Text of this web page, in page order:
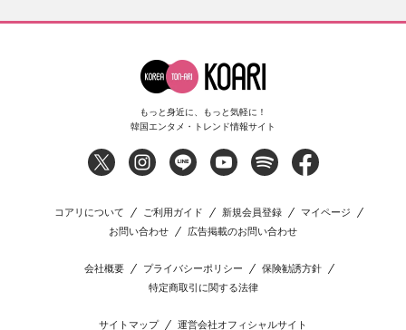
もっと身近に、もっと気軽に！
韓国エンタメ・トレンド情報サイト
コアリについて ご利用ガイド 新規会員登録
マイページ
お問い合わせ
広告掲載のお問い合わせ
会社概要 プライバシーポリシー
保険勧誘方針
特定商取引に関する法律
サイトマップ 運営会社オフィシャルサイト